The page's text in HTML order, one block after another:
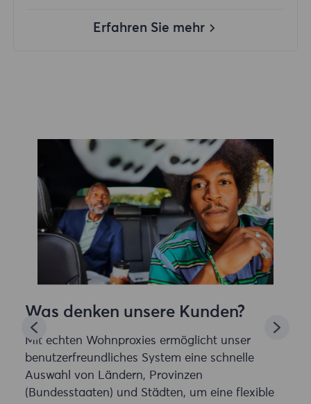
Erfahren Sie mehr
Was denken unsere Kunden?
Mit echten Wohnproxies ermöglicht unser
benutzerfreundliches System eine schnelle
Auswahl von Ländern, Provinzen
(Bundesstaaten) und Städten, um eine flexible